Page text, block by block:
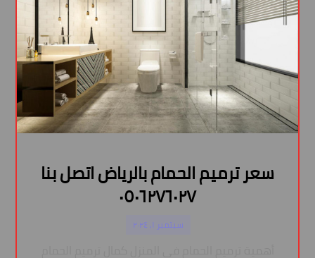
سعر ترميم الحمام بالرياض اتصل بنا
٠٥٠٦٢٧٦٠٢٧
سبتمبر ١, ٢٠٢٤